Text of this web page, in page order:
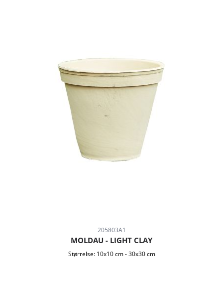
205803A1
MOLDAU - LIGHT CLAY
Størrelse: 10x10 cm -30x30 cm